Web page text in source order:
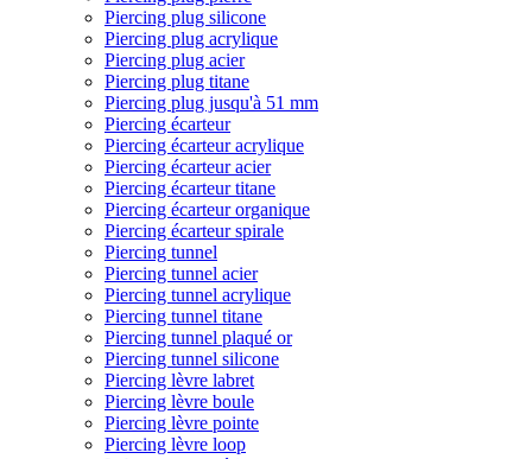
Piercing plug silicone
Piercing plug acrylique
Piercing plug acier
Piercing plug titane
Piercing plug jusqu'à 51 mm
Piercing écarteur
Piercing écarteur acrylique
Piercing écarteur acier
Piercing écarteur titane
Piercing écarteur organique
Piercing écarteur spirale
Piercing tunnel
Piercing tunnel acier
Piercing tunnel acrylique
Piercing tunnel titane
Piercing tunnel plaqué or
Piercing tunnel silicone
Piercing lèvre labret
Piercing lèvre boule
Piercing lèvre pointe
Piercing lèvre loop